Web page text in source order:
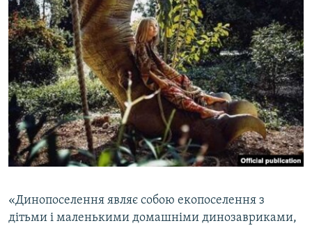
«Динопоселення являє собою екопоселення з
дітьми і маленькими домашніми динозавриками,